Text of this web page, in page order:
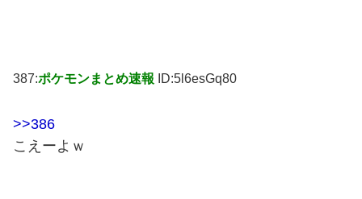
387:ポケモンまとめ速報 ID:5l6esGq80
>>386
こえーよｗ